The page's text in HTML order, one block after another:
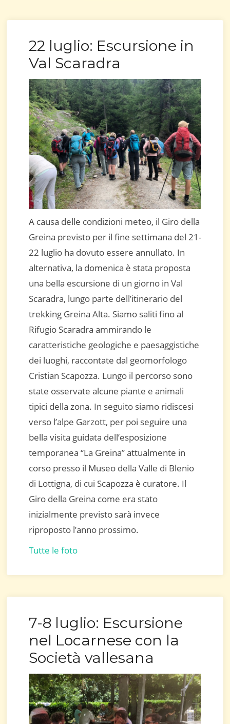
22 luglio: Escursione in
Val Scaradra
A causa delle condizioni meteo, il Giro della
Greina previsto per il fine settimana del 21-
22 luglio ha dovuto essere annullato. In
alternativa, la domenica è stata proposta
una bella escursione di un giorno in Val
Scaradra, lungo parte dell’itinerario del
trekking Greina Alta. Siamo saliti fino al
Rifugio Scaradra ammirando le
caratteristiche geologiche e paesaggistiche
dei luoghi, raccontate dal geomorfologo
Cristian Scapozza. Lungo il percorso sono
state osservate alcune piante e animali
tipici della zona. In seguito siamo ridiscesi
verso l’alpe Garzott, per poi seguire una
bella visita guidata dell’esposizione
temporanea “La Greina” attualmente in
corso presso il Museo della Valle di Blenio
di Lottigna, di cui Scapozza è curatore. Il
Giro della Greina come era stato
inizialmente previsto sarà invece
riproposto l’anno prossimo.
Tutte le foto
7-8 luglio: Escursione
nel Locarnese con la
Società vallesana